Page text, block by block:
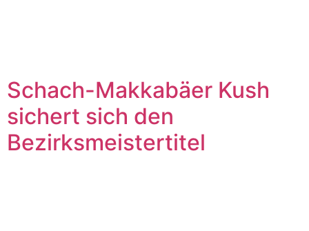
Schach-Makkabäer Kush
sichert sich den
Bezirksmeistertitel